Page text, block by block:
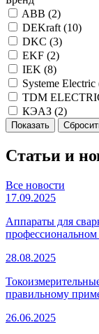
ABB (2)
DEKraft (10)
DKC (3)
EKF (2)
IEK (8)
Systeme Electric
TDM
КЭАЗ (2)
Статьи и
Все новости
17.09.2025
Аппараты для
28.08.2025
правильному
26.06.2025